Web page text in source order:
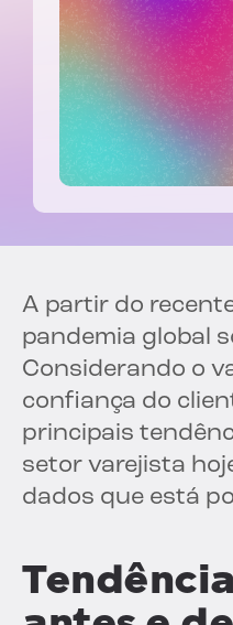
A partir do
pandemia global
Considerando o
confiança do
principais
setor varejista
dados que está